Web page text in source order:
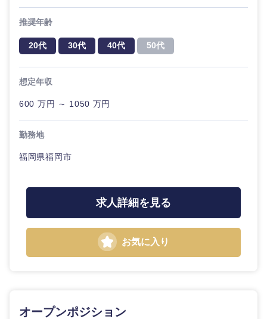
営業
サービス
クリエイ
タント
Webサー
ビス・制
くり）
その他企画業務
サービス
クリエイティブ
コンサルタント
技術職（モノづくり）
金融専門職
メディカル
事務職
金融
建設・不動産
小売・通販・外食
WEBサービス
埼玉県
東京都
上場企業
スタートアップ企
完全週休2日制 社宅・家賃補助有
推奨年齢
20代 30代 40代 50代
想定年収
600 万円 ～ 1050 万円
勤務地
福岡県福岡市
求人詳細を見る
お気に入り
オープンポジション